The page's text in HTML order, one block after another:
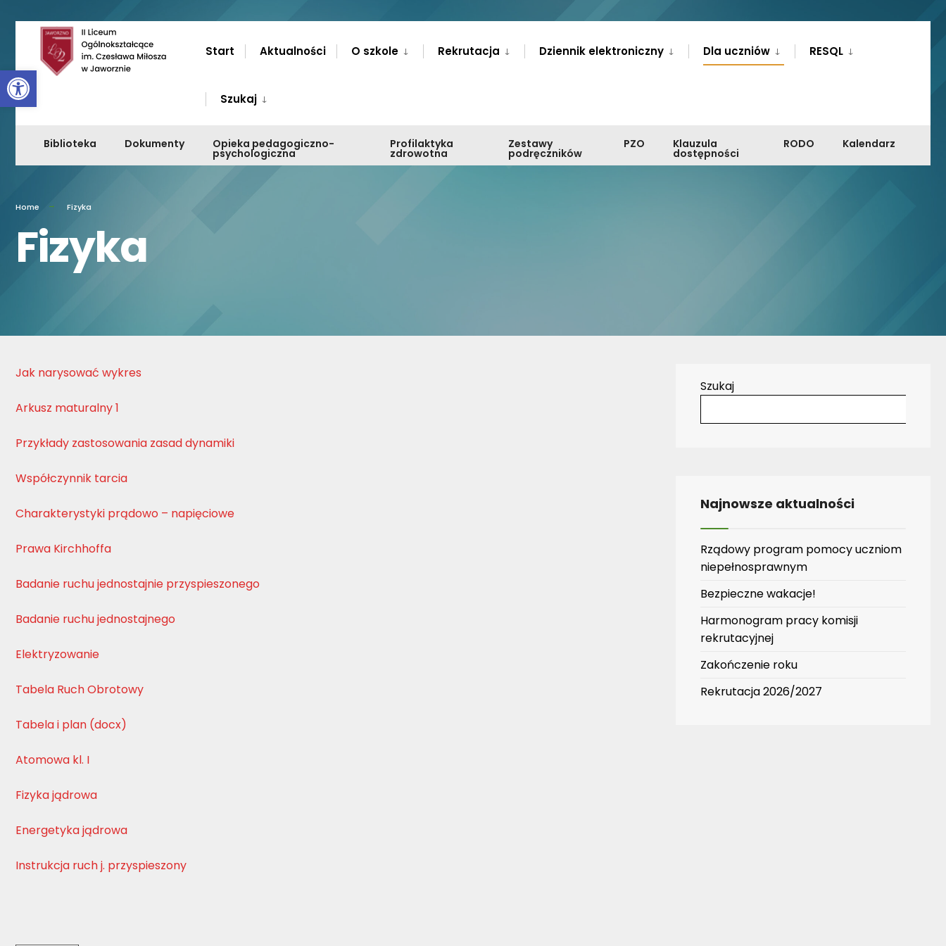
Otwórz pasek narzędzi
Przejdź
zawartości
Start Aktualności O szkole Rekrutacja Dziennik elektroniczny Dla uczniów RESQL
Szukaj
Biblioteka Dokumenty Opieka pedagogiczno-
psychologiczna
Profilaktyka
zdrowotna
Zestawy
podręczników
PZO Klauzula
dostępności
RODO Kalendarz
Home Fizyka
Fizyka
Jak narysować wykres
Arkusz maturalny 1
Przykłady zastosowania zasad dynamiki
Współczynnik tarcia
Charakterystyki prądowo – napięciowe
Prawa Kirchhoffa
Badanie ruchu jednostajnie przyspieszonego
Badanie ruchu jednostajnego
Elektryzowanie
Tabela Ruch Obrotowy
Tabela i plan (docx)
Atomowa kl. I
Fizyka jądrowa
Energetyka jądrowa
Instrukcja ruch j. przyspieszony
Szukaj
Najnowsze aktualności
Rządowy program pomocy uczniom
niepełnosprawnym
Bezpieczne wakacje!
Harmonogram pracy komisji
rekrutacyjnej
Zakończenie roku
Rekrutacja 2026/2027